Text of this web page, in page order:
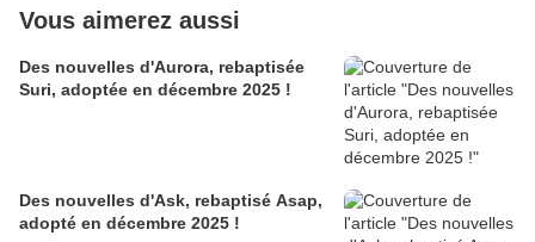
Vous aimerez aussi
Des nouvelles d'Aurora, rebaptisée
Suri, adoptée en décembre 2025 !
Des nouvelles d'Ask, rebaptisé Asap,
adopté en décembre 2025 !